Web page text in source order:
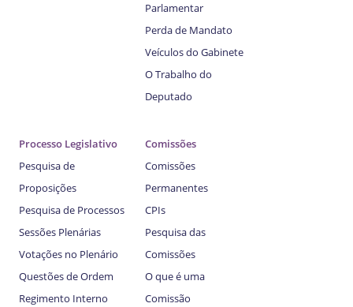
Parlamentar
Perda de Mandato
Veículos do Gabinete
O Trabalho do
Deputado
Processo Legislativo
Pesquisa de
Proposições
Pesquisa de Processos
Sessões Plenárias
Votações no Plenário
Questões de Ordem
Regimento Interno
Comissões
Comissões
Permanentes
CPIs
Pesquisa das
Comissões
O que é uma
Comissão